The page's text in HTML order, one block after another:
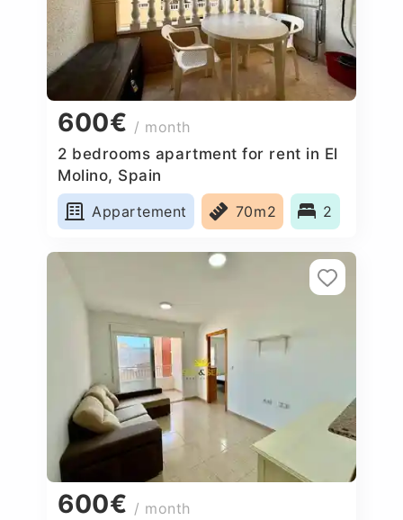
600€ / month
2 bedrooms apartment for rent in El
Molino, Spain
Appartement
70m2 2
600€ / month